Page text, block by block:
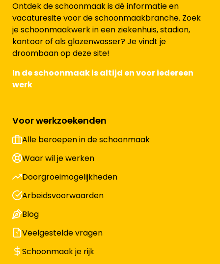
Ontdek de schoonmaak is dé informatie en
vacaturesite voor de schoonmaakbranche. Zoek
je schoonmaakwerk in een ziekenhuis, stadion,
kantoor of als glazenwasser? Je vindt je
droombaan op deze site!
In de schoonmaak is altijd en voor iedereen
werk
Voor werkzoekenden
Alle beroepen in de schoonmaak
Waar wil je werken
Doorgroeimogelijkheden
Arbeidsvoorwaarden
Blog
Veelgestelde vragen
Schoonmaak je rijk
Werkomgevingen
Opleidingen
Mijn profiel
Bewaarde vacatures